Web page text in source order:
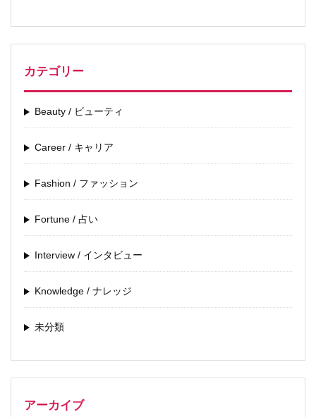
カテゴリー
Beauty / ビューティ
Career / キャリア
Fashion / ファッション
Fortune / 占い
Interview / インタビュー
Knowledge / ナレッジ
未分類
アーカイブ